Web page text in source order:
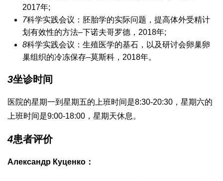
2017年;
7科学实践会议：胚胎学的实际问题，提高体外受精计
划有效性的方法–下诺夫哥罗德，2018年;
8科学实践会议：生殖医学的基石，以及研讨会卵巢卵
巢组织的冷冻保存–莫斯科，2018年。
3坐诊时间
医院的星期一到星期五的上班时间是8:30-20:30，星期六的
上班时间是9:00-18:00，星期天休息。
4患者评价
Александр Куценко：